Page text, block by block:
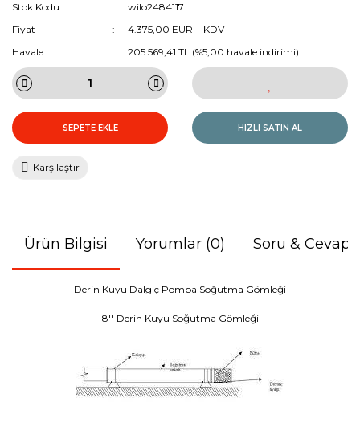
Stok Kodu
wilo2484117
Fiyat
4.375,00 EUR + KDV
Havale
205.569,41 TL (%5,00 havale indirimi)
SEPETE EKLE HIZLI SATIN AL
Karşılaştır
Ürün Bilgisi Yorumlar (0) Soru & Cevap
Derin Kuyu Dalgıç Pompa Soğutma Gömleği
8'' Derin Kuyu Soğutma Gömleği